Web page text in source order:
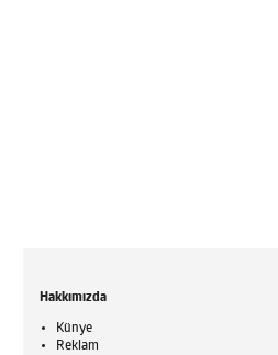
Hakkımızda
Künye
Reklam